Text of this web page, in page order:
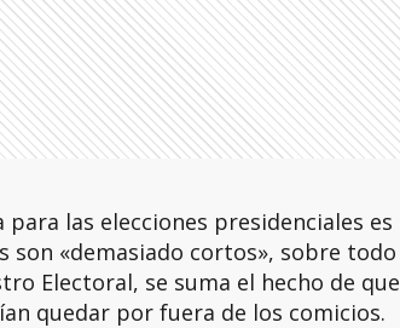
las elecciones presidenciales es
son «demasiado cortos», sobre todo
Electoral, se suma el hecho de que
quedar por fuera de los comicios.